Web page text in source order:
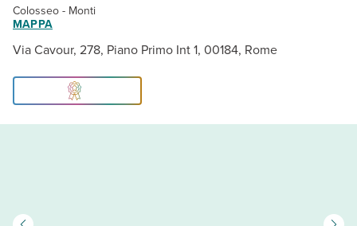
Colosseo - Monti
MAPPA
Via Cavour, 278, Piano Primo Int 1, 00184, Rome